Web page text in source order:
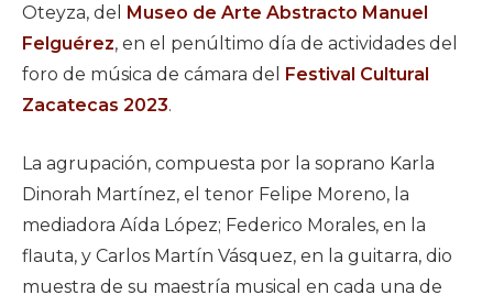
Oteyza, del
Museo de Arte Abstracto Manuel
Felguérez, en el penúltimo día de actividades del
foro de música de cámara del
Festival Cultural
Zacatecas 2023.
La agrupación, compuesta por la soprano Karla
Dinorah Martínez, el tenor Felipe Moreno, la
mediadora Aída López; Federico Morales, en la
flauta, y Carlos Martín Vásquez, en la guitarra, dio
muestra de su maestría musical en cada una de